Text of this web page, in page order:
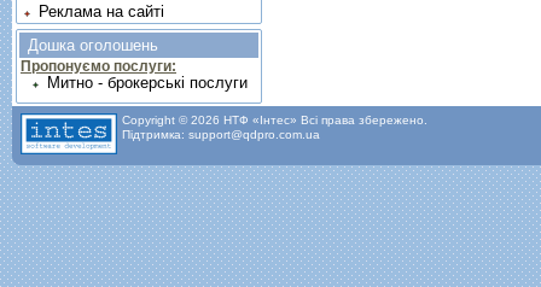
Реклама на сайті
Дошка оголошень
Пропонуємо послуги:
Митно - брокерські послуги
Copyright © 2026 НТФ «Інтес» Всі права збережено.
Підтримка: support@qdpro.com.ua